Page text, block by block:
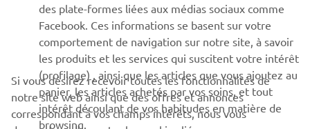
BULLETIN
Soyez le premier à connaître les dernières offres, les événements
spéciaux, les nouveautés et bien plus encore
S'ABONNER
des plate-formes liées aux médias sociaux comme
Facebook. Ces informations se basent sur votre
comportement de navigation sur notre site, à savoir
les produits et les services qui suscitent votre intérêt
(profilage) , ainsi que les articles que vous ajoutez au
panier, les articles achetés par vos soins, et tout
intérêt découlant de vos habitudes en matière de
browsing.
Si vous désirez recevoir toutes les fonctionnalités de
notre site web ainsi que des offres et annonces
correspondant à vos champs intérêts, nous vous